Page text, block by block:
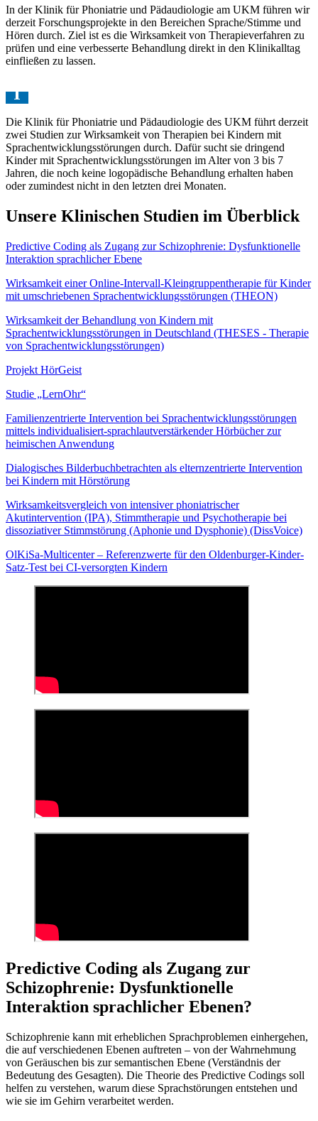
In der Klinik für Phoniatrie und Pädaudiologie am UKM führen wir
derzeit Forschungsprojekte in den Bereichen Sprache/Stimme und
Hören durch. Ziel ist es die Wirksamkeit von Therapieverfahren zu
prüfen und eine verbesserte Behandlung direkt in den Klinikalltag
einfließen zu lassen.
Die Klinik für Phoniatrie und Pädaudiologie des UKM führt derzeit
zwei Studien zur Wirksamkeit von Therapien bei Kindern mit
Sprachentwicklungsstörungen durch. Dafür sucht sie dringend
Kinder mit Sprachentwicklungsstörungen im Alter von 3 bis 7
Jahren, die noch keine logopädische Behandlung erhalten haben
oder zumindest nicht in den letzten drei Monaten.
Unsere Klinischen Studien im Überblick
Predictive Coding als Zugang zur Schizophrenie: Dysfunktionelle
Interaktion sprachlicher Ebene
Wirksamkeit einer Online-Intervall-Kleingruppentherapie für Kinder
mit umschriebenen Sprachentwicklungsstörungen (THEON)
Wirksamkeit der Behandlung von Kindern mit
Sprachentwicklungsstörungen in Deutschland (THESES - Therapie
von Sprachentwicklungsstörungen)
Projekt HörGeist
Studie „LernOhr“
Familienzentrierte Intervention bei Sprachentwicklungsstörungen
mittels individualisiert-sprachlautverstärkender Hörbücher zur
heimischen Anwendung
Dialogisches Bilderbuchbetrachten als elternzentrierte Intervention
bei Kindern mit Hörstörung
Wirksamkeitsvergleich von intensiver phoniatrischer
Akutintervention (IPA), Stimmtherapie und Psychotherapie bei
dissoziativer Stimmstörung (Aphonie und Dysphonie) (DissVoice)
OlKiSa-Multicenter – Referenzwerte für den Oldenburger-Kinder-
Satz-Test bei CI-versorgten Kindern
Predictive Coding als Zugang zur
Schizophrenie: Dysfunktionelle
Interaktion sprachlicher Ebenen?
Schizophrenie kann mit erheblichen Sprachproblemen einhergehen,
die auf verschiedenen Ebenen auftreten – von der Wahrnehmung
von Geräuschen bis zur semantischen Ebene (Verständnis der
Bedeutung des Gesagten). Die Theorie des Predictive Codings soll
helfen zu verstehen, warum diese Sprachstörungen entstehen und
wie sie im Gehirn verarbeitet werden.